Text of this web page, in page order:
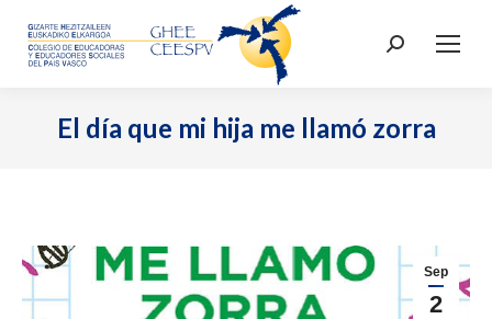
Buscar:
El día que mi hija me llamó zorra
Sep
2